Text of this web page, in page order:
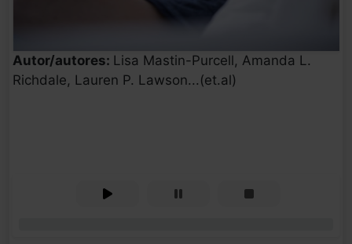
Autor/autores: Lisa Mastin-Purcell, Amanda L.
Richdale, Lauren P. Lawson...(et.al)